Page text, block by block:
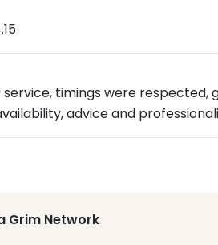
timings were respected,
advice and
Grim Network